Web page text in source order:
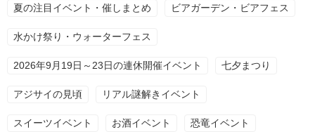
夏の注目イベント・催しまとめ ビアガーデン・ビアフェス
水かけ祭り・ウォーターフェス
2026年9月19日～23日の連休開催イベント 七夕まつり
アジサイの見頃 リアル謎解きイベント
スイーツイベント お酒イベント 恐竜イベント